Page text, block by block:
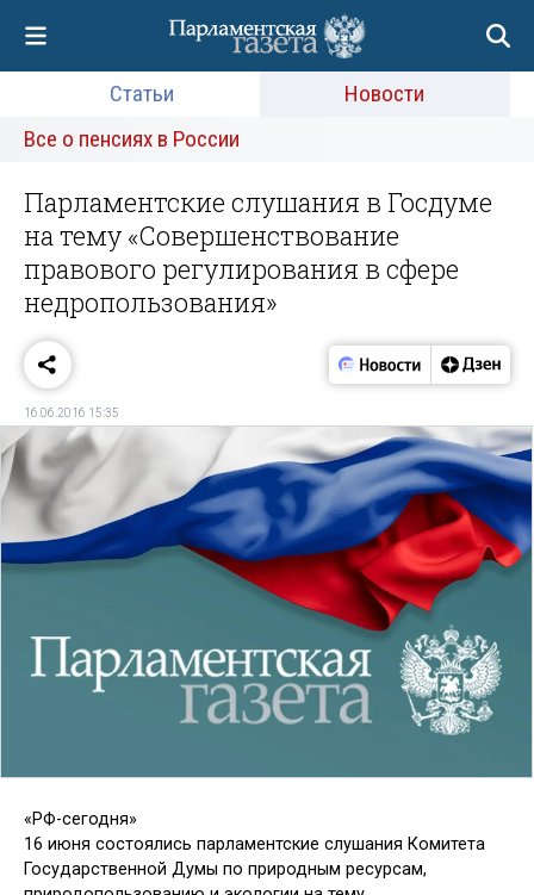
Статьи
Новости
Все о пенсиях в России
Парламентские слушания в Госдуме
на тему «Совершенствование
правового регулирования в сфере
недропользования»
16.06.2016 15:35
«РФ-сегодня»
16 июня состоялись парламентские слушания Комитета
Государственной Думы по природным ресурсам,